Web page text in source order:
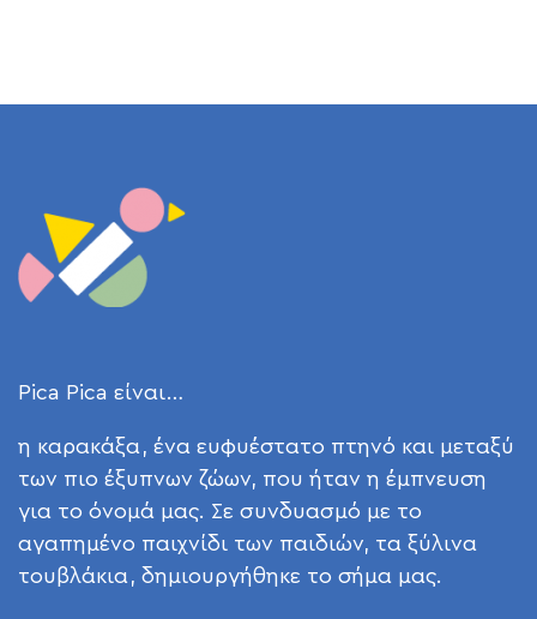
Pica Pica είναι…
η καρακάξα, ένα ευφυέστατο πτηνό και μεταξύ
των πιο έξυπνων ζώων, που ήταν η έμπνευση
για το όνομά μας. Σε συνδυασμό με το
αγαπημένο παιχνίδι των παιδιών, τα ξύλινα
τουβλάκια, δημιουργήθηκε το σήμα μας.